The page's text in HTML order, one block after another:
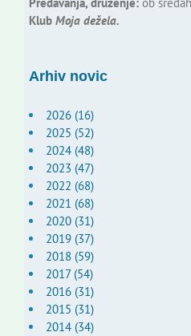
Klub Moja dežela.
Arhiv novic
2026 (16)
2025 (52)
2024 (48)
2023 (47)
2022 (68)
2021 (68)
2020 (31)
2019 (37)
2018 (59)
2017 (54)
2016 (31)
2015 (31)
2014 (34)